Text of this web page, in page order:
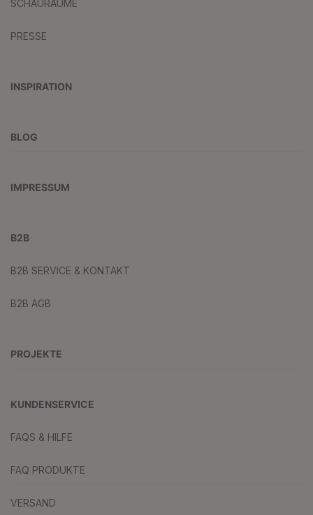
SCHAURÄUME
PRESSE
INSPIRATION
BLOG
IMPRESSUM
B2B
B2B SERVICE & KONTAKT
B2B AGB
PROJEKTE
KUNDENSERVICE
FAQS & HILFE
FAQ PRODUKTE
VERSAND